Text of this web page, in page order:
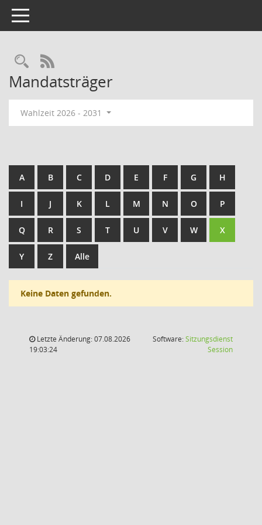
Toggle navigation
Rechercheauswahl
RSS-Feed
Mandatsträger
Wahlzeit 2026 - 2031
A B C D E F G H
I J K L M N O P
Q R S T U V W X
Y Z Alle
Keine Daten gefunden.
Letzte Änderung: 07.08.2026
19:03:24
Software:Sitzungsdienst
Session(Wird in